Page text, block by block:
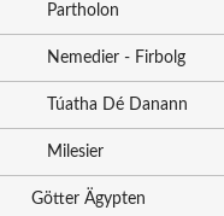
Partholon
Nemedier - Firbolg
Túatha Dé Danann
Milesier
Götter Ägypten